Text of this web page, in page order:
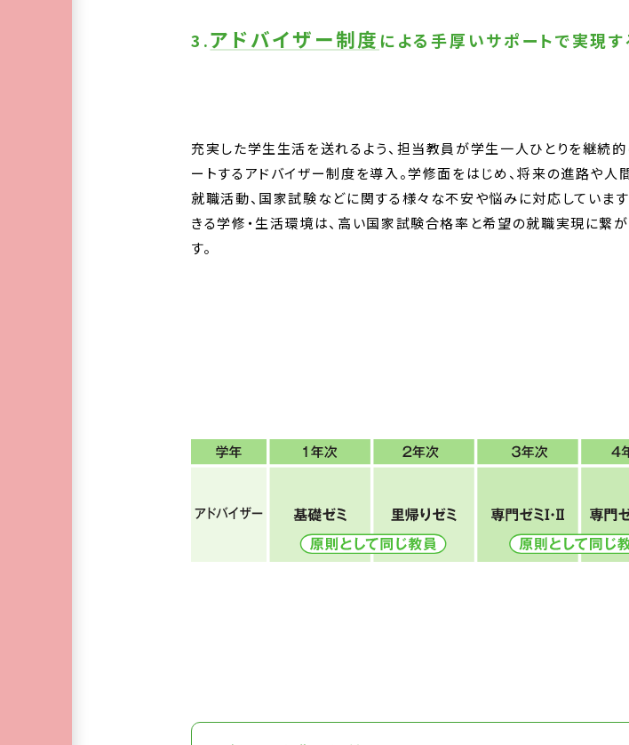
3.アドバイザー制度による手厚いサポートで実現す
充実した学生生活を送れるよう、担当教員が学生一人ひとりを継続
ートするアドバイザー制度を導入。学修面をはじめ、将来の進路や人
就職活動、国家試験などに関する様々な不安や悩みに対応しています
きる学修・生活環境は、高い国家試験合格率と希望の就職実現に繋が
す。